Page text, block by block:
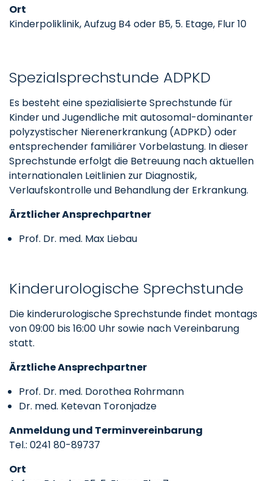
Ort
Kinderpoliklinik, Aufzug B4 oder B5, 5. Etage, Flur 10
Spezialsprechstunde ADPKD
Es besteht eine spezialisierte Sprechstunde für
Kinder und Jugendliche mit autosomal-dominanter
polyzystischer Nierenerkrankung (ADPKD) oder
entsprechender familiärer Vorbelastung. In dieser
Sprechstunde erfolgt die Betreuung nach aktuellen
internationalen Leitlinien zur Diagnostik,
Verlaufskontrolle und Behandlung der Erkrankung.
Ärztlicher Ansprechpartner
Prof. Dr. med. Max Liebau
Kinderurologische Sprechstunde
Die kinderurologische Sprechstunde findet montags
von 09:00 bis 16:00 Uhr sowie nach Vereinbarung
statt.
Ärztliche Ansprechpartner
Prof. Dr. med. Dorothea Rohrmann
Dr. med. Ketevan Toronjadze
Anmeldung und Terminvereinbarung
Tel.: 0241 80-89737
Ort